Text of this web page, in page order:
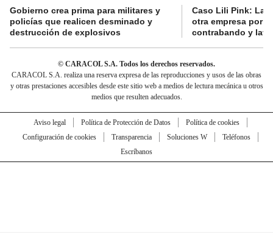
Gobierno crea prima para militares y
policías que realicen desminado y
destrucción de explosivos
Caso Lili Pink: La
otra empresa por
contrabando y
© CARACOL S.A. Todos los derechos reservados.
CARACOL S.A. realiza una reserva expresa de las reproducciones y usos de las obras
y otras prestaciones accesibles desde este sitio web a medios de lectura mecánica u otros
medios que resulten adecuados.
Aviso legal Política de Protección de Datos
Política de cookies
Configuración de cookies
Transparencia Soluciones W
Teléfonos
Escríbanos